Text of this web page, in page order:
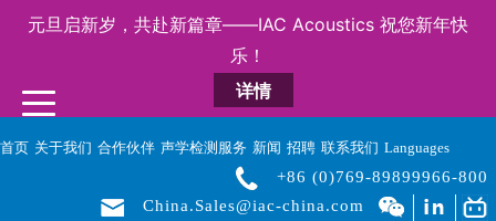
元旦启新岁，共赴新篇章——IAC Acoustics 祝您新年快
乐！
详情
首页 关于我们 合作伙伴 声学检测服务 新闻 招聘 联系我们 Languages
+86 (0)769-89899966-800
China.Sales@iac-china.com